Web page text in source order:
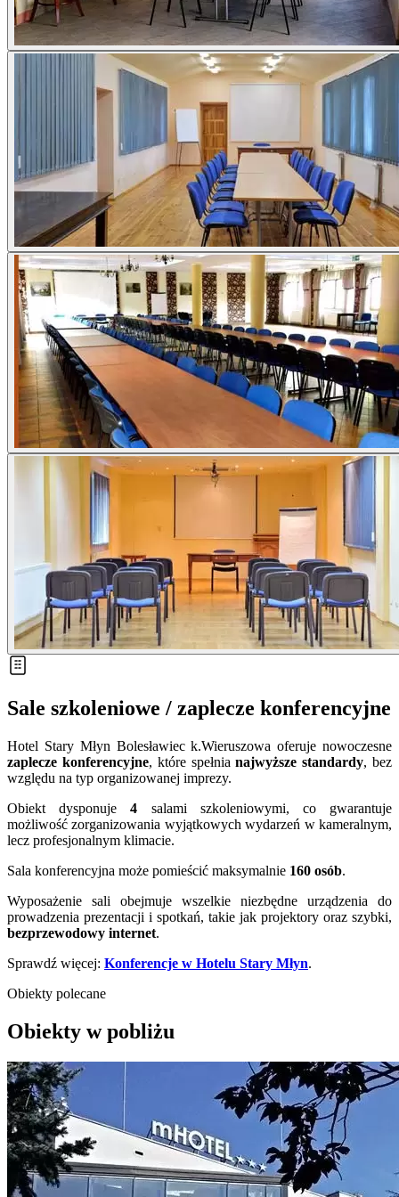
Sale szkoleniowe / zaplecze konferencyjne
Hotel Stary Młyn Bolesławiec k.Wieruszowa oferuje nowoczesne
zaplecze konferencyjne, które spełnianajwyższe standardy, bez
względu na typ organizowanej imprezy.
Obiekt dysponuje4 salami szkoleniowymi, co gwarantuje
możliwość zorganizowania wyjątkowych wydarzeń w kameralnym,
lecz profesjonalnym klimacie.
Sala konferencyjna może pomieścić maksymalnie 160 osób.
Wyposażenie sali obejmuje wszelkie niezbędne urządzenia do
prowadzenia prezentacji i spotkań, takie jak projektory oraz szybki,
bezprzewodowy internet.
Sprawdź więcej: Konferencje w Hotelu Stary Młyn.
Obiekty polecane
Obiekty w pobliżu